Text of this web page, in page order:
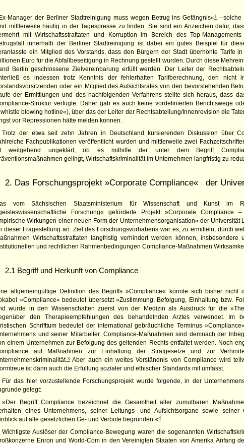
Manager der Berliner Stadtreinigung muss wegen Betrug ins Gefängnis«1
–solche
mittlerweile häufig in der Tagespresse zu finden. Sie sind ein Anzeichen dafür,
mit Wirtschaftsstraftaten und Korruption im Bereich des Top-
innerhalb der Berliner Stadtreinigung ist dabei ein gutes Beispiel für
ein Mitglied des Vorstands, dass den Bürgern der Stadt überhöhte Tarife
Euro für die Abfallbeseitigung in Rechnung gestellt wurden. Durch diese
Berlin geschlossene Zielvereinbarung erfüllt werden. Der Leiter der
es indessen trotz Kenntnis der fehlerhaften Tarifberechnung, den nicht
oder ein Mitglied des Aufsichtsrates von den bevorstehenden
der Ermittlungen und des nachfolgenden Verfahrens stellte sich heraus, dass
Struktur verfügte. Daher gab es auch keine vordefinierten Berichtswege
blowing hotline«), über das der Leiter der Rechts­abteilung/Innenrevision die
vor Repressionen hätte melden können.
Trotz der etwa seit zehn Jahren in Deutschland kursierenden Diskussion über
Fachpublikationen veröffentlicht wurden und mittlerweile zwei
weitgehend ungeklärt, ob es mithilfe der unter dem Begriff
gelingt, Wirtschaftskriminalität im Unternehmen langfristig zu
2. Das Forschungsprojekt »Corporate Compliance« der
vom Sächsischen Staatsministerium für Wissenschaft und Kunst im
Forschung« geförderte Projekt »Corporate Compliance
Wirkungen ­einer neuen Form der Unternehmensorganisation« der Universität
dieser Fragestellung an. Ziel des Forschungsvorhabens war es, zu ermitteln, durch
Wirtschaftsstraftaten langfristig verhindert werden können, insbesondere
und rechtlichen Rahmenbedingungen Compliance-Maßnahmen
2.1 Begriff und Herkunft von Compliance
allgemeingültige Definition des Begriffs »Compliance« konnte sich bisher nicht
»Compliance« bedeutet übersetzt »Zustimmung, Befolgung, Einhaltung bzw.
wurde in den Wissenschaften zuerst von der Medizin als Ausdruck für die
den Therapieempfehlungen des behandelnden Arztes verwendet. Im
Schrifttum bedeutet der international gebräuchliche Terminus
und seiner Mitarbeiter. Compliance-Maßnahmen sind demnach der
einem Unternehmen zur Befolgung des geltenden Rechts entfaltet werden. Noch
auf Maßnahmen zur Einhaltung der Strafgesetze und zur
3 Aber auch ein weites Verständnis von Compliance wird
ist dann auch die Erfüllung sozialer und ethischer Standards mit umfasst.
Für das hier vorzustellende Forschungsprojekt wurde folgende, in der
gelegt:
»Der Begriff Compliance bezeichnet die Gesamtheit aller zumutbaren
eines Unternehmens, seiner Leitungs- und Aufsichtsorgane sowie seiner
auf alle gesetzlichen Ge- und Verbote begründen.«4
Wichtigste Auslöser der Compliance-Bewegung waren die sogenannten
Enron und World-Com in den Vereinigten Staaten von Amerika Anfang